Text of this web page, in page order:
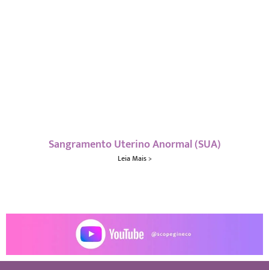
Sangramento Uterino Anormal (SUA)
Leia Mais >